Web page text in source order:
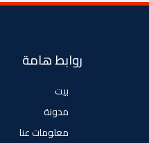
روابط هامة
بيت
مدونة
معلومات عنا